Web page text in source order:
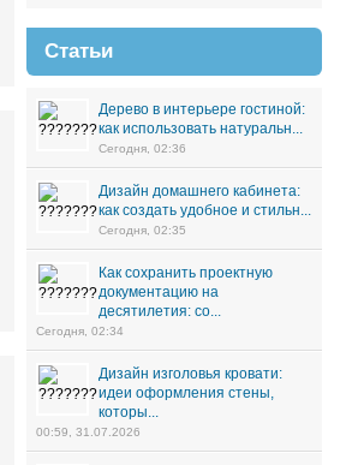
Статьи
Дерево в интерьере гостиной:
как использовать натуральн...
Сегодня, 02:36
Дизайн домашнего кабинета:
как создать удобное и стильн...
Сегодня, 02:35
Как сохранить проектную
документацию на
десятилетия: со...
Сегодня, 02:34
Дизайн изголовья кровати:
идеи оформления стены,
которы...
00:59, 31.07.2026